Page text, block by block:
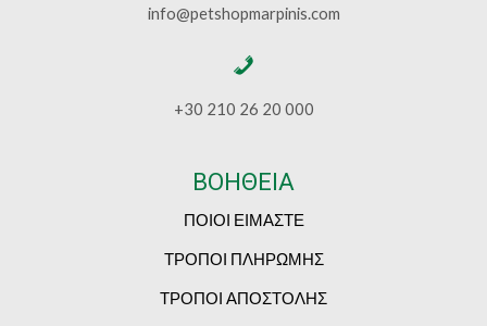
info@petshopmarpinis.com
+30 210 26 20 000
ΒΟΗΘΕΙΑ
ΠΟΙΟΙ ΕΙΜΑΣΤΕ
ΤΡΟΠΟΙ ΠΛΗΡΩΜΗΣ
ΤΡΟΠΟΙ ΑΠΟΣΤΟΛΗΣ